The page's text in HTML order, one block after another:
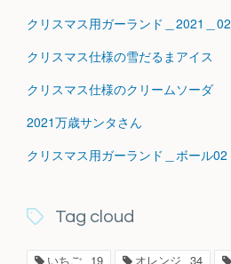
クリスマス用ガーランド＿2021＿02
クリスマス仕様の雪だるまアイス
クリスマス仕様のクリームソーダ
2021万歳サンタさん
クリスマス用ガーランド＿ボール02
Tag cloud
いちご 19 オレンジ 34